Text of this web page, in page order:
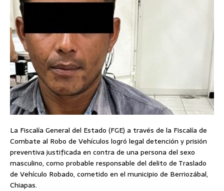
La Fiscalía General del Estado (FGE) a través de la Fiscalía de
Combate al Robo de Vehículos logró legal detención y prisión
preventiva justificada en contra de una persona del sexo
masculino, como probable responsable del delito de Traslado
de Vehículo Robado, cometido en el municipio de Berriozábal,
Chiapas.